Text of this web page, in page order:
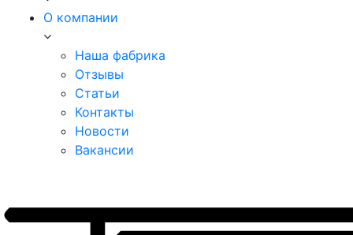
О компании
Наша фабрика
Отзывы
Статьи
Контакты
Новости
Вакансии